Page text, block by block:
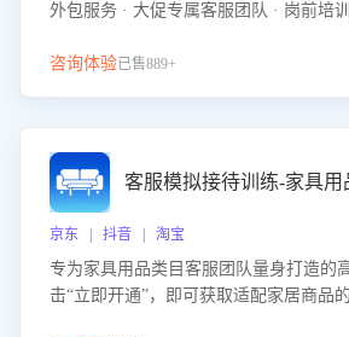
外包服务 · 大促专属客服团队 · 岗前培训
咨询体验已售889+
客服模拟接待训练-家具用
京东 | 抖音 | 淘宝
专为家具用品类目客服团队量身打造的
击“立即开通”，即可获取适配家居商品